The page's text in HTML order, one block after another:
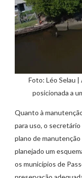
Foto: Léo Selau
posicionada a
Quanto à
para uso, o
plano de
planejado um
os municípios de